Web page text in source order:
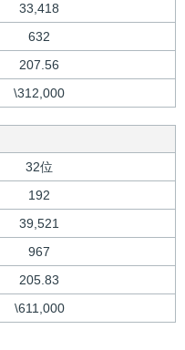
33,418
632
207.56
\312,000
32位
192
39,521
967
205.83
\611,000